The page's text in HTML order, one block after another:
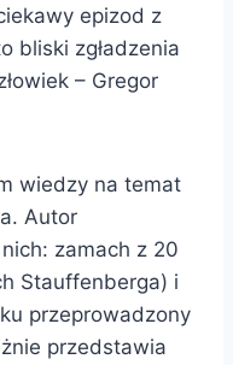
epizod z
bliski zgładzenia
– Gregor
wiedzy na temat
Autor
zamach z 20
Stauffenberga) i
przeprowadzony
przedstawia